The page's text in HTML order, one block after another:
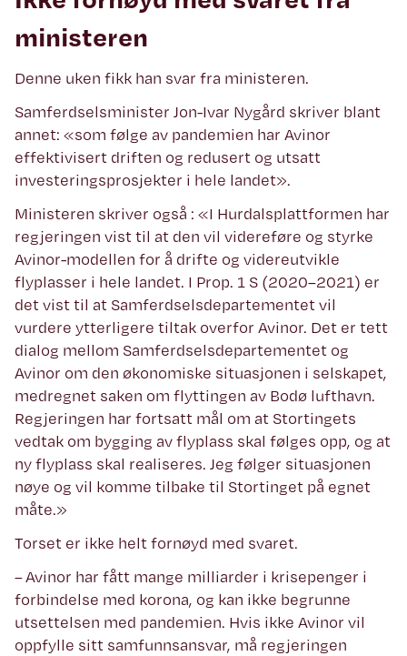
ministeren
Denne uken fikk han svar fra ministeren.
Samferdselsminister Jon-Ivar Nygård skriver blant
annet: «som følge av pandemien har Avinor
effektivisert driften og redusert og utsatt
investeringsprosjekter i hele landet».
Ministeren skriver også : «I Hurdalsplattformen har
regjeringen vist til at den vil videreføre og styrke
Avinor-modellen for å drifte og videreutvikle
flyplasser i hele landet. I Prop. 1 S (2020–2021) er
det vist til at Samferdselsdepartementet vil
vurdere ytterligere tiltak overfor Avinor. Det er tett
dialog mellom Samferdselsdepartementet og
Avinor om den økonomiske situasjonen i selskapet,
medregnet saken om flyttingen av Bodø lufthavn.
Regjeringen har fortsatt mål om at Stortingets
vedtak om bygging av flyplass skal følges opp, og at
ny flyplass skal realiseres. Jeg følger situasjonen
nøye og vil komme tilbake til Stortinget på egnet
måte.»
Torset er ikke helt fornøyd med svaret.
– Avinor har fått mange milliarder i krisepenger i
forbindelse med korona, og kan ikke begrunne
utsettelsen med pandemien. Hvis ikke Avinor vil
oppfylle sitt samfunnsansvar, må regjeringen